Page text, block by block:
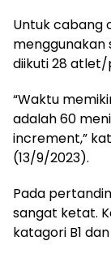
Untuk cabang
menggunakan
diikuti 28 atlet/
“Waktu
adalah 60
increment,”
(13/9/2023).
Pada
sangat ketat.
katagori B1 dan